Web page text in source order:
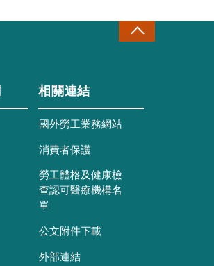
相關連結
國外勞工業務網站
消費者保護
勞工體格及健康檢
查認可醫療機構名
單
公文附件下載
外部連結